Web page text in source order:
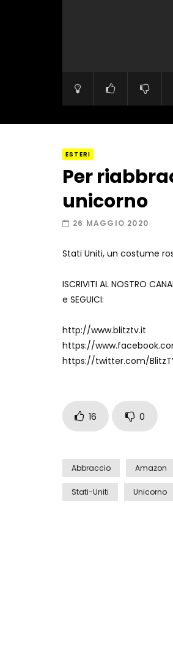
ESTERI
Per
unicorno
26 MAGGIO 2020
Stati Uniti, un costume
ISCRIVITI AL NOSTRO
e SEGUICI:
http://www.blitztv.it
https://
https://twitter.com/
16 0
Abbraccio Amazon
Stati-Uniti Unicorno